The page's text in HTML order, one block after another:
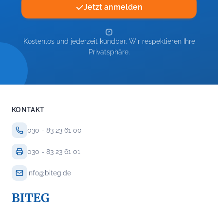
Jetzt anmelden
Kostenlos und jederzeit kündbar. Wir respektieren Ihre
Privatsphäre.
KONTAKT
030 - 83 23 61 00
030 - 83 23 61 01
info@biteg.de
BITEG